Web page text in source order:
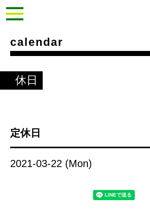
calendar
休日
定休日
2021-03-22 (Mon)